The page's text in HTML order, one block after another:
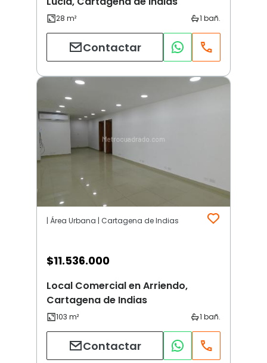
Contactar
| Área Urbana | Cartagena de Indias
$11.536.000
Local Comercial en Arriendo,
Cartagena de Indias
Contactar